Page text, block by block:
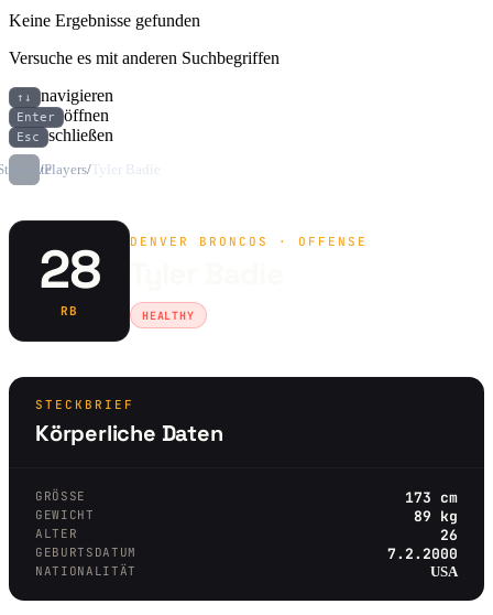
Keine Ergebnisse gefunden
Versuche es mit anderen Suchbegriffen
↑↓ navigieren
Enter öffnen
Esc schließen
/Players/ Tyler Badie
28
RB
DENVER BRONCOS · OFFENSE
HEALTHY
STECKBRIEF
Körperliche Daten
GRÖSSE 173 cm
GEWICHT 89 kg
ALTER 26
GEBURTSDATUM 7.2.2000
NATIONALITÄT USA